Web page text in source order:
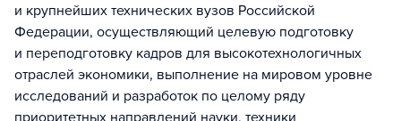
и крупнейших технических вузов Российской
Федерации, осуществляющий целевую подготовку
и переподготовку кадров для высокотехнологичных
отраслей экономики, выполнение на мировом уровне
исследований и разработок по целому ряду
приоритетных направлений науки, техники